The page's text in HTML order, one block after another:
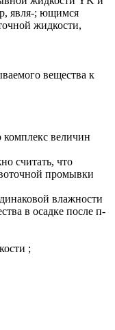
явля-; ющимся
жидкости,
вещества к
комплекс величин
считать, что
промывки
влажности
в осадке после п-
;